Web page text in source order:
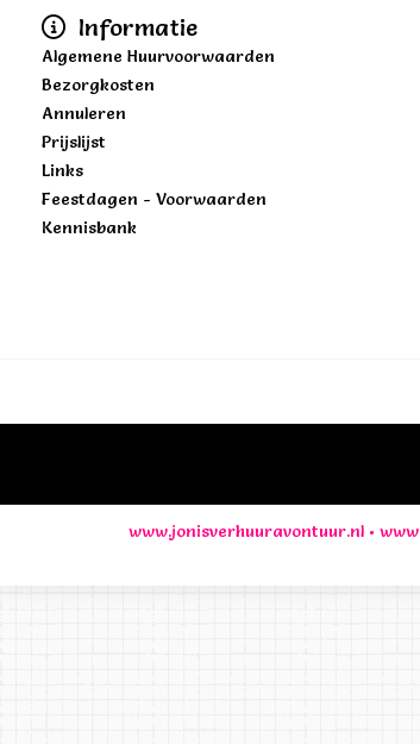
Informatie
Algemene Huurvoorwaarden
Bezorgkosten
Annuleren
Prijslijst
Links
Feestdagen - Voorwaarden
Kennisbank
www.jonisverhuuravontuur.nl •